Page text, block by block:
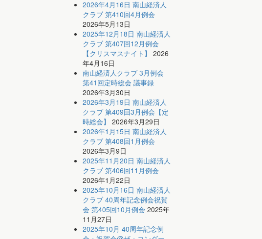
2026年4月16日 南山経済人
クラブ 第410回4月例会
2026年5月13日
2025年12月18日 南山経済人
クラブ 第407回12月例会
【クリスマスナイト】 2026
年4月16日
南山経済人クラブ 3月例会
第41回定時総会 議事録
2026年3月30日
2026年3月19日 南山経済人
クラブ 第409回3月例会【定
時総会】 2026年3月29日
2026年1月15日 南山経済人
クラブ 第408回1月例会
2026年3月9日
2025年11月20日 南山経済人
クラブ 第406回11月例会
2026年1月22日
2025年10月16日 南山経済人
クラブ 40周年記念例会祝賀
会 第405回10月例会 2025年
11月27日
2025年10月 40周年記念例